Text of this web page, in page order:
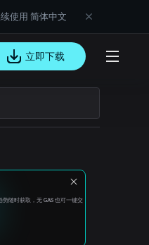
使用 简体中文
立即下载
随时获取，无 GAS 也可一键交